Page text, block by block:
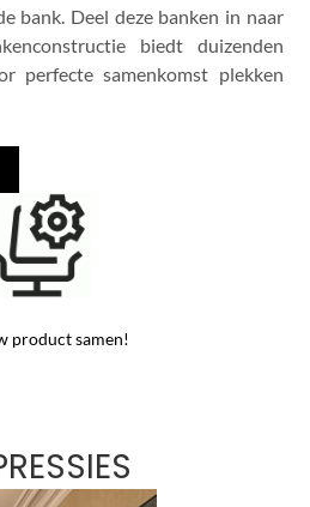
bank. Deel deze banken in naar
biedt duizenden
perfecte samenkomst plekken
product samen!